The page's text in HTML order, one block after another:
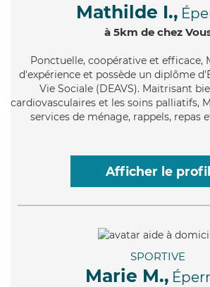
Mathilde I.,
à 5km de chez
Ponctuelle, coopérative et efficace,
d'expérience et possède un diplôme
Vie Sociale (DEAVS). Maitrisant
cardiovasculaires et les soins palliatifs,
services de ménage, rappels, repas
Afficher le profil
SPORTIVE
Marie M.,